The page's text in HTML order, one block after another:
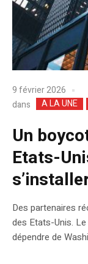
9 février 2026
dans
A LA UNE
Un
Etats-
Des partenaires
des Etats-Unis.
dépendre de